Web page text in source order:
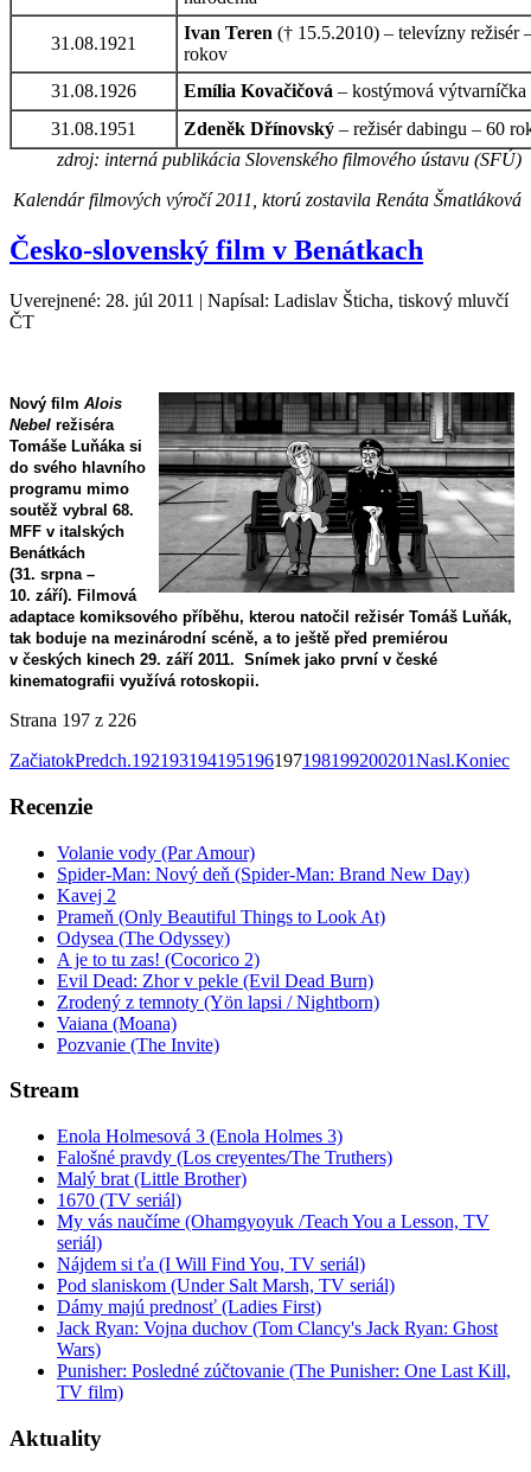
31.08.1921
Ivan Teren († 15.5.2010) – televízny režisér
rokov
31.08.1926
Emília Kovačičová – kostýmová
31.08.1951
Zdeněk Dřínovský – režisér dabingu – 60
zdroj: interná publikácia Slovenského filmového ústavu (SFÚ)
Kalendár filmových výročí 2011, ktorú zostavila Renáta Šmatláková
Česko-slovenský film v Benátkach
Uverejnené: 28. júl 2011 | Napísal: Ladislav Šticha, tiskový mluvčí
ČT
Nový film Alois
Nebel režiséra
Tomáše Luňáka si
do svého hlavního
programu mimo
soutěž vybral 68.
MFF v italských
Benátkách
(31. srpna –
10. září). Filmová
adaptace komiksového příběhu, kterou natočil režisér Tomáš Luňák,
tak boduje na mezinárodní scéně, a to ještě před premiérou
v českých kinech 29. září 2011. Snímek jako první v české
kinematografii využívá rotoskopii.
Strana 197 z 226
ZačiatokPredch.192193194195196197198199200201Nasl.Koniec
Recenzie
Volanie vody (Par Amour)
Spider-Man: Nový deň (Spider-Man: Brand New Day)
Kavej 2
Prameň (Only Beautiful Things to Look At)
Odysea (The Odyssey)
A je to tu zas! (Cocorico 2)
Evil Dead: Zhor v pekle (Evil Dead Burn)
Zrodený z temnoty (Yön lapsi / Nightborn)
Vaiana (Moana)
Pozvanie (The Invite)
Stream
Enola Holmesová 3 (Enola Holmes 3)
Falošné pravdy (Los creyentes/The Truthers)
Malý brat (Little Brother)
1670 (TV seriál)
My vás naučíme (Ohamgyoyuk /Teach You a Lesson, TV
seriál)
Nájdem si ťa (I Will Find You, TV seriál)
Pod slaniskom (Under Salt Marsh, TV seriál)
Dámy majú prednosť (Ladies First)
Jack Ryan: Vojna duchov (Tom Clancy's Jack Ryan: Ghost
Wars)
Punisher: Posledné zúčtovanie (The Punisher: One Last Kill,
TV film)
Aktuality